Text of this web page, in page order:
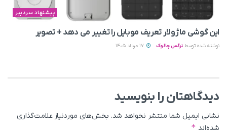
پیشنهاد سردبیر
این گوشی ماژولار تعریف موبایل را تغییر می‌ دهد + تصویر
نوشته شده توسط نرگس چالوک 17 مرداد 1405
دیدگاهتان را بنویسید
نشانی ایمیل شما منتشر نخواهد شد. بخش‌های موردنیاز علامت‌گذاری
شده‌اند *